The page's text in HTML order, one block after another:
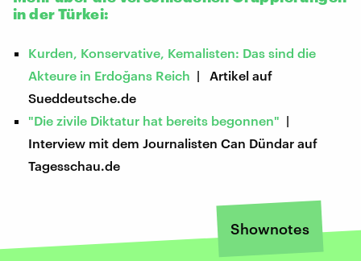
in der Türkei:
Kurden, Konservative, Kemalisten: Das sind die
Akteure in Erdoğans Reich | Artikel auf
Sueddeutsche.de
"Die zivile Diktatur hat bereits begonnen" |
Interview mit dem Journalisten Can Dündar auf
Tagesschau.de
Shownotes